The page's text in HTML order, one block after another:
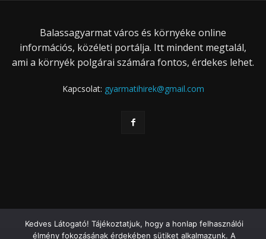
Balassagyarmat város és környéke online
információs, közéleti portálja. Itt mindent megtalál,
ami a környék polgárai számára fontos, érdekes lehet.
Kapcsolat: gyarmatihirek@gmail.com
Kedves Látogató! Tájékoztatjuk, hogy a honlap felhasználói
élmény fokozásának érdekében sütiket alkalmazunk. A